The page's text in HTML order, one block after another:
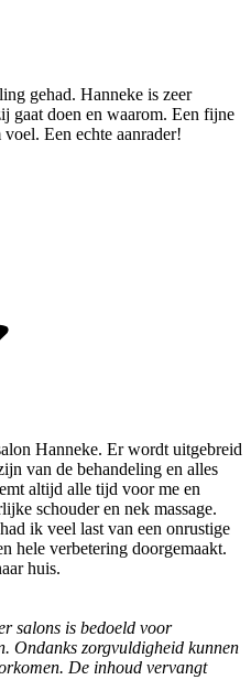
gehad. Hanneke is zeer
gaat doen en waarom. Een fijne
Een echte aanrader!
Hanneke. Er wordt uitgebreid
van de behandeling en alles
altijd alle tijd voor me en
schouder en nek massage.
ik veel last van een onrustige
hele verbetering doorgemaakt.
huis.
salons is bedoeld voor
Ondanks zorgvuldigheid kunnen
De inhoud vervangt